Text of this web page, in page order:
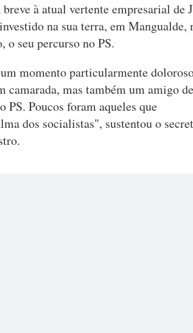
à atual vertente empresarial de
na sua terra, em Mangualde,
o seu percurso no PS.
momento particularmente
camarada, mas também um amigo de
PS. Poucos foram aqueles que
dos socialistas", sustentou o